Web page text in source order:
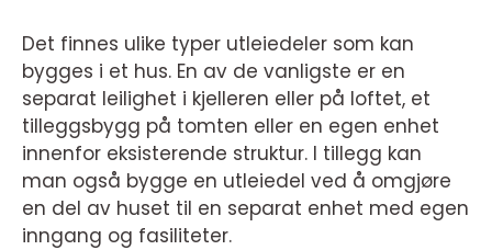
Det finnes ulike typer utleiedeler som kan
bygges i et hus. En av de vanligste er en
separat leilighet i kjelleren eller på loftet, et
tilleggsbygg på tomten eller en egen enhet
innenfor eksisterende struktur. I tillegg kan
man også bygge en utleiedel ved å omgjøre
en del av huset til en separat enhet med egen
inngang og fasiliteter.